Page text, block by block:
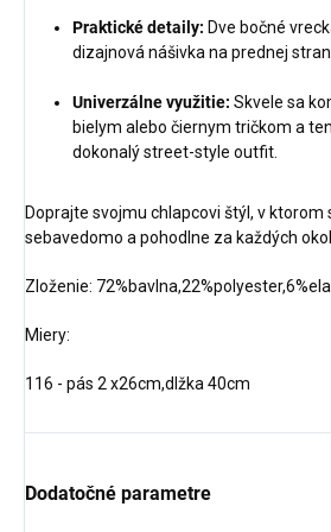
Praktické detaily: Dve bočné
dizajnová nášivka na prednej
Univerzálne využitie: Skvele sa
bielym alebo čiernym tričkom a
dokonalý street-style outfit.
Doprajte svojmu chlapcovi štýl, v ktorom
sebavedomo a pohodlne za každých
Zloženie:
Miery:
116 - pás 2 x26cm,dlžka 40cm
Dodatočné parametre